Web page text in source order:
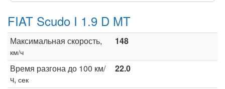
FIAT Scudo I 1.9 D MT
Максимальная скорость,
км/ч
148
Время разгона до 100 км/
ч, сек
22.0